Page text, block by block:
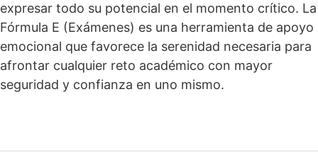
expresar todo su potencial en el momento crítico. La
Fórmula E (Exámenes) es una herramienta de apoyo
emocional que favorece la serenidad necesaria para
afrontar cualquier reto académico con mayor
seguridad y confianza en uno mismo.